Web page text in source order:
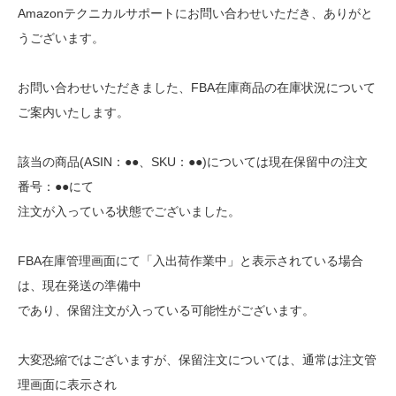
Amazonテクニカルサポートにお問い合わせいただき、ありがと
うございます。
お問い合わせいただきました、FBA在庫商品の在庫状況について
ご案内いたします。
該当の商品(ASIN：●●、SKU：●●)については現在保留中の注文
番号：●●にて
注文が入っている状態でございました。
FBA在庫管理画面にて「入出荷作業中」と表示されている場合
は、現在発送の準備中
であり、保留注文が入っている可能性がございます。
大変恐縮ではございますが、保留注文については、通常は注文管
理画面に表示され